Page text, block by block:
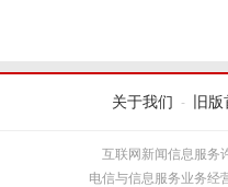
关于我们 - 旧
互联网新闻信息服务
电信与信息服务业务经